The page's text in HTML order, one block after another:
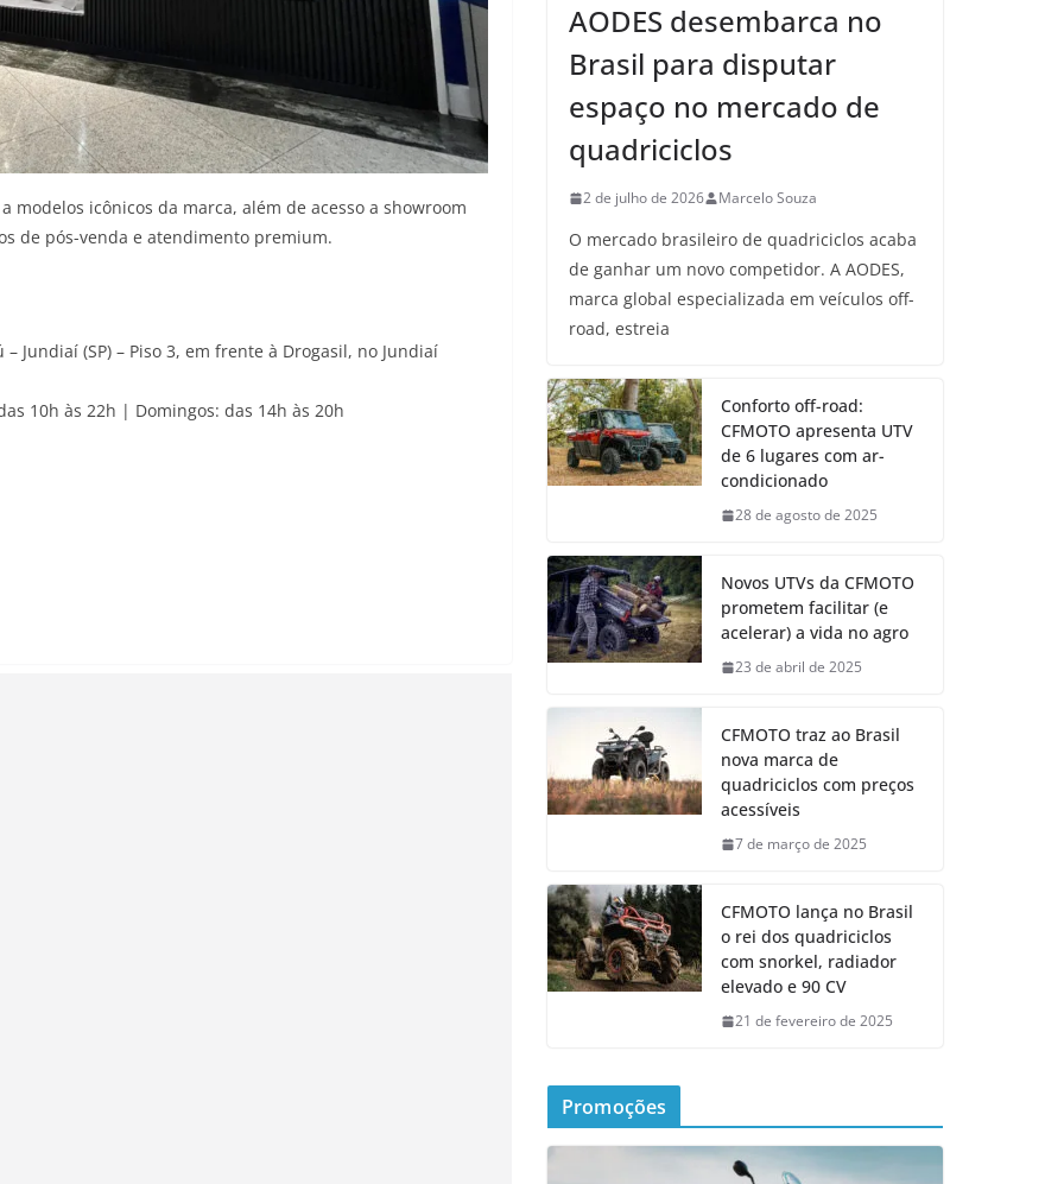
modelos icônicos da marca, além de acesso a showroom
de pós-venda e atendimento premium.
Jundiaí (SP) – Piso 3, em frente à Drogasil, no Jundiaí
10h às 22h | Domingos: das 14h às 20h
AODES desembarca no
Brasil para disputar
espaço no mercado de
quadriciclos
2 de julho de 2026 Marcelo Souza
O mercado brasileiro de quadriciclos acaba
de ganhar um novo competidor. A AODES,
marca global especializada em veículos off-
road, estreia
Conforto off-road:
CFMOTO apresenta UTV
de 6 lugares com ar-
condicionado
28 de agosto de 2025
Novos UTVs da CFMOTO
prometem facilitar (e
acelerar) a vida no agro
23 de abril de 2025
CFMOTO traz ao Brasil
nova marca de
quadriciclos com preços
acessíveis
7 de março de 2025
CFMOTO lança no Brasil
o rei dos quadriciclos
com snorkel, radiador
elevado e 90 CV
21 de fevereiro de 2025
Promoções